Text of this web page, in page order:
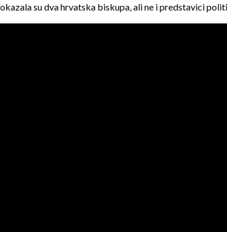
su dva hrvatska biskupa, ali ne i predstavici